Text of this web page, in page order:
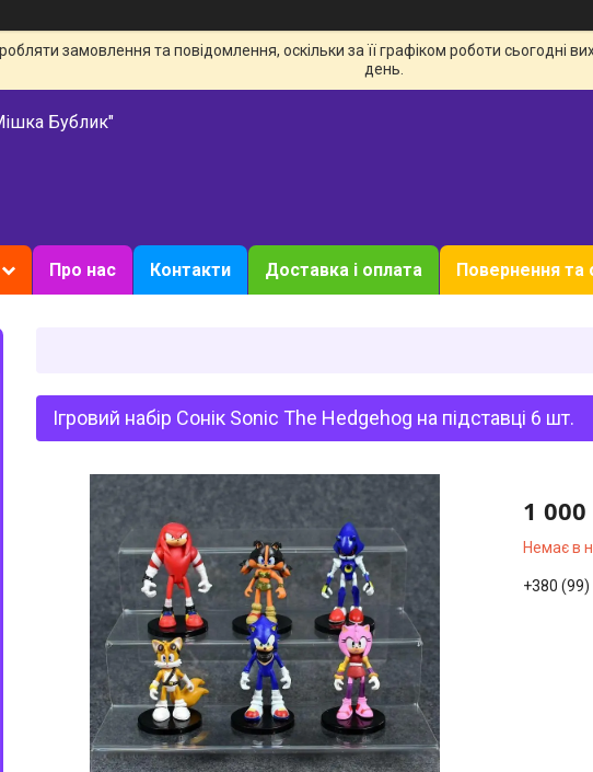
замовлення та повідомлення, оскільки за її графіком роботи сьогодні
день.
Бублик"
Про нас Контакти Доставка і оплата Повернення та
Ігровий набір Сонік Sonic The Hedgehog на підставці 6 шт.
1 000
Немає в
+380